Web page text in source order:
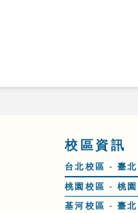
校區資訊
台北校區 - 臺
桃園校區 - 桃
基河校區 - 臺